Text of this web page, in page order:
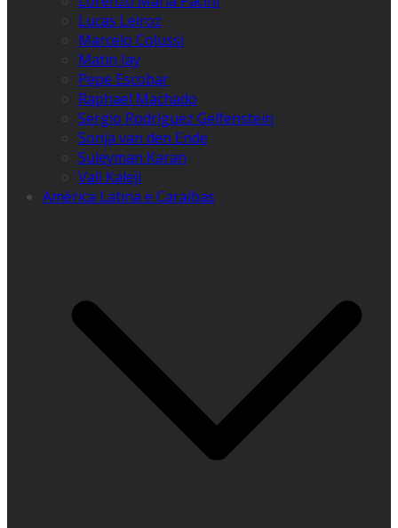
Lucas Leiroz
Marcelo Colussi
Matin Jay
Pepe Escobar
Raphael Machado
Sergio Rodríguez Gelfenstein
Sonja van den Ende
Suleyman Karan
Vali Kaleji
América Latina e Caraíbas